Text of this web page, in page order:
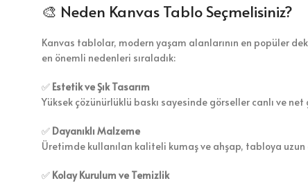
🎨 Neden Kanvas Tablo Seçmelisiniz?
Kanvas tablolar, modern yaşam alanlarının en popüler
en önemli nedenleri sıraladık:
✅ Estetik ve Şık Tasarım
Yüksek çözünürlüklü baskı sayesinde görseller canlı ve
✅ Dayanıklı Malzeme
Üretimde kullanılan kaliteli kumaş ve ahşap, tabloya uzun
✅ Kolay Kurulum ve Temizlik